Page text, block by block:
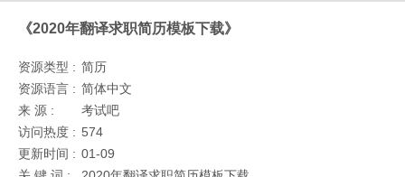
《2020年翻译求职简历模板下载》
资源类型 : 简历
资源语言 : 简体中文
来 源 :
考试吧
访问热度 : 574
更新时间 : 01-09